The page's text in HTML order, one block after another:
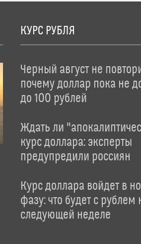
КУРС РУБЛЯ
Черный август не
почему доллар пока не
до 100 рублей
Ждать ли
курс доллара: эксперты
предупредили россиян
Курс доллара войдет в
фазу: что будет с рублем
следующей неделе